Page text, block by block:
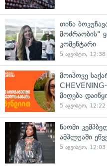
თინა
მოძრაობის"
კომენტარი
5 აგვისტო, 12:38
მოიპოვე
მიღება
5 აგვისტო, 12:22
ნაომი
ამპლუაში
5 აგვისტო, 12:03